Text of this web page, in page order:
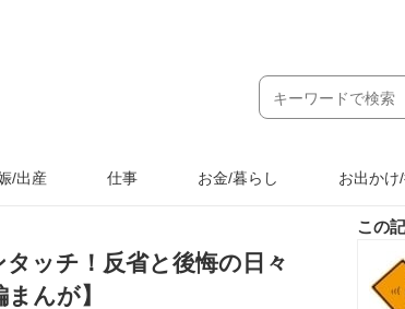
/出産 仕事 お金/暮らし お出かけ
ッチ！反省と後悔の日々
んが】
この